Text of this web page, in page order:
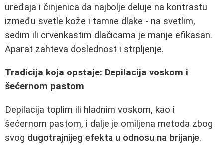
uređaja i činjenica da najbolje deluje na kontrastu
između svetle kože i tamne dlake - na svetlim,
sedim ili crvenkastim dlačicama je manje efikasan.
Aparat zahteva doslednost i strpljenje.
Tradicija koja opstaje: Depilacija voskom i
šećernom pastom
Depilacija toplim ili hladnim voskom, kao i
šećernom pastom, i dalje je omiljena metoda zbog
svog dugotrajnijeg efekta u odnosu na brijanje.